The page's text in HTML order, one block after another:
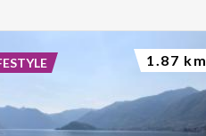
1.87 km